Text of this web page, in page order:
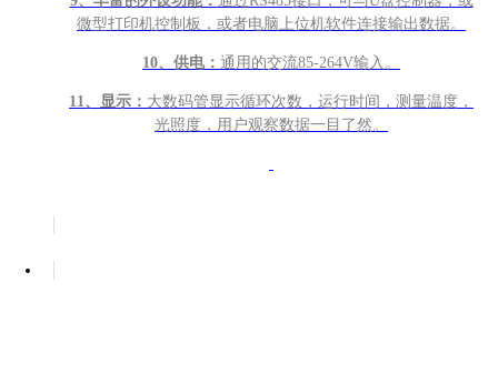
微型打印机控制板，或者电脑上位机软件连接输出数据。
10、供电： 通用的交流85-264V输入。
11、显示： 大数码管显示循环次数，运行时间，测量温度，
光照度，用户观察数据一目了然。